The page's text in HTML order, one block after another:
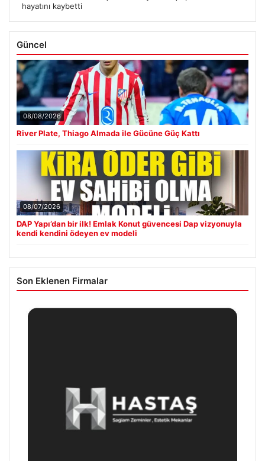
hayatını kaybetti
Güncel
08/08/2026
River Plate, Thiago Almada ile Gücüne Güç Kattı
08/07/2026
DAP Yapı’dan bir ilk! Emlak Konut güvencesi Dap vizyonuyla
kendi kendini ödeyen ev modeli
Son Eklenen Firmalar